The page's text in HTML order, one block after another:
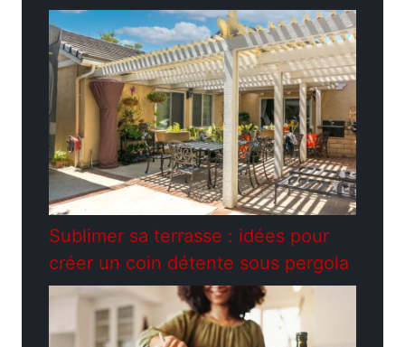
Sublimer sa terrasse : idées pour
créer un coin détente sous pergola